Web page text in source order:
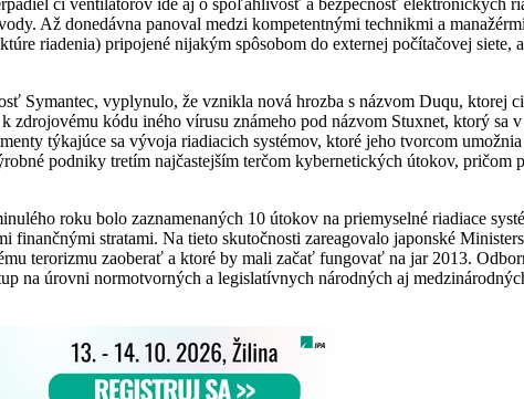
Až donedávna panoval medzi kompetentnými technikmi a
riadenia) pripojené nijakým spôsobom do externej počítačovej
Symantec, vyplynulo, že vznikla nová hrozba s názvom Duqu, ktorej
kódu iného vírusu známeho pod názvom Stuxnet, ktorý sa
týkajúce sa vývoja riadiacich systémov, ktoré jeho tvorcom
podniky tretím najčastejším terčom kybernetických útokov, pričom
roku bolo zaznamenaných 10 útokov na priemyselné riadiace
finančnými stratami. Na tieto skutočnosti zareagovalo japonské
terorizmu zaoberať a ktoré by mali začať fungovať na jar 2013.
na úrovni normotvorných a legislatívnych národných aj